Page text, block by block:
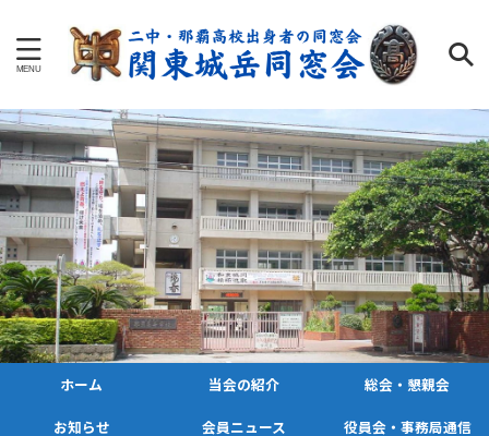
ホーム 当会の紹介 総会・懇親会
お知らせ 会員ニュース 役員会・事務局通信